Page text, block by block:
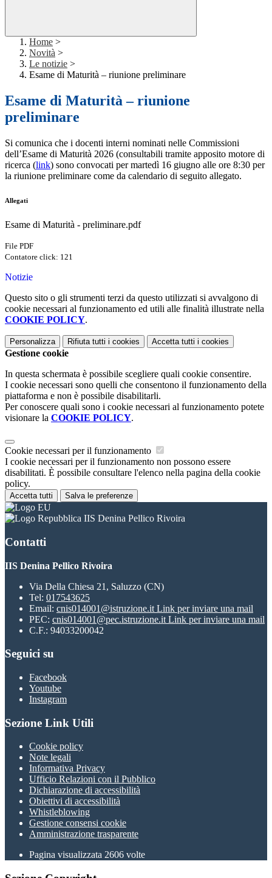
Home >
Novità >
Le notizie >
Esame di Maturità – riunione preliminare
Esame di Maturità – riunione
preliminare
Si comunica che i docenti interni nominati nelle Commissioni
dell’Esame di Maturità 2026 (consultabili tramite apposito motore di
ricerca (link) sono convocati per martedì 16 giugno alle ore 8:30 per
la riunione preliminare come da calendario di seguito allegato.
Allegati
Esame di Maturità - preliminare.pdf
File PDF
Contatore click: 121
Notizie
Questo sito o gli strumenti terzi da questo utilizzati si avvalgono di
cookie necessari al funzionamento ed utili alle finalità illustrate nella
COOKIE POLICY.
Personalizza Rifiuta tutti i cookies Accetta tutti i cookies
Gestione cookie
In questa schermata è possibile scegliere quali cookie consentire.
I cookie necessari sono quelli che consentono il funzionamento della
piattaforma e non è possibile disabilitarli.
Per conoscere quali sono i cookie necessari al funzionamento potete
visionare la COOKIE POLICY.
Cookie necessari per il funzionamento
I cookie necessari per il funzionamento non possono essere
disabilitati. È possibile consultare l'elenco nella pagina della cookie
policy.
Accetta tutti Salva le preferenze
IIS Denina Pellico Rivoira
Contatti
IIS Denina Pellico Rivoira
Via Della Chiesa 21, Saluzzo (CN)
Tel: 017543625
Email: cnis014001@istruzione.it Link per inviare una mail
PEC: cnis014001@pec.istruzione.it Link per inviare una mail
C.F.: 94033200042
Seguici su
Facebook
Youtube
Instagram
Sezione Link Utili
Cookie policy
Note legali
Informativa Privacy
Ufficio Relazioni con il Pubblico
Dichiarazione di accessibilità
Obiettivi di accessibilità
Whistleblowing
Gestione consensi cookie
Amministrazione trasparente
Pagina visualizzata 2606 volte